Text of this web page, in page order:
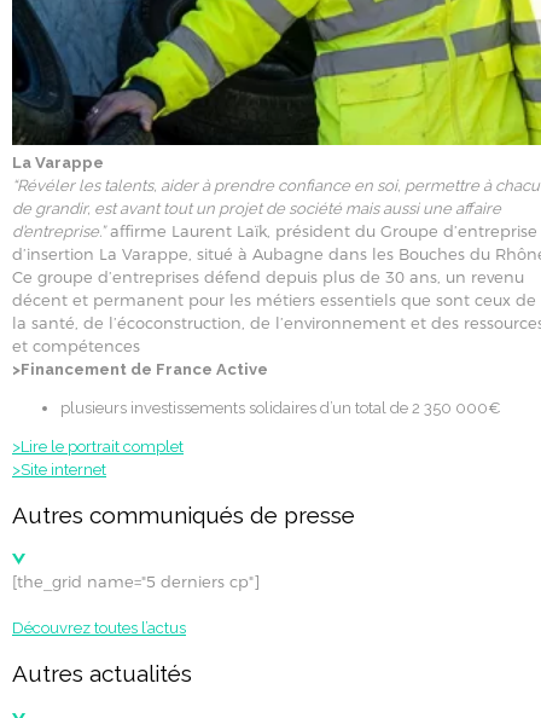
La Varappe
“Révéler les talents, aider à prendre confiance en soi, permettre à
de grandir, est avant tout un projet de société mais aussi une affaire
d’entreprise.”affirme Laurent Laïk, président du Groupe d’entreprise
d’insertion La Varappe, situé à Aubagne dans les Bouches du
Ce groupe d’entreprises défend depuis plus de 30 ans, un revenu
décent et permanent pour les métiers essentiels que sont ceux de
la santé, de l’écoconstruction, de l’environnement et des
et compétences
>Financement de France Active
plusieurs investissements solidaires d’un total de 2 350 000€
>Lire le portrait complet
>Site internet
Autres communiqués de presse
[the_grid name="5 derniers cp"]
Découvrez toutes l’actus
Autres actualités